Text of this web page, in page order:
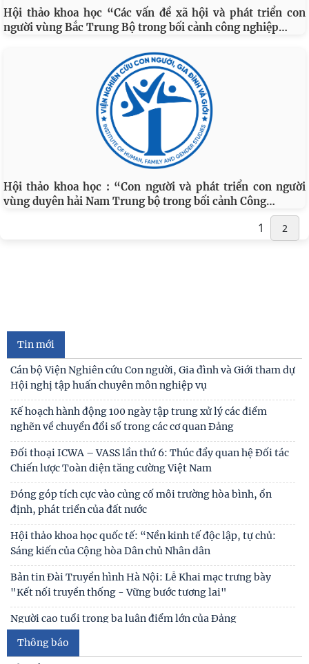
Hội thảo khoa học “Các vấn đề xã hội và phát triển con
người vùng Bắc Trung Bộ trong bối cảnh công nghiệp…
Hội thảo khoa học : “Con người và phát triển con người
vùng duyên hải Nam Trung bộ trong bối cảnh Công…
1 2
Tin mới
Cán bộ Viện Nghiên cứu Con người, Gia đình và Giới tham dự
Hội nghị tập huấn chuyên môn nghiệp vụ
Kế hoạch hành động 100 ngày tập trung xử lý các điểm
nghẽn về chuyển đổi số trong các cơ quan Đảng
Đối thoại ICWA – VASS lần thứ 6: Thúc đẩy quan hệ Đối tác
Chiến lược Toàn diện tăng cường Việt Nam
Đóng góp tích cực vào củng cố môi trường hòa bình, ổn
định, phát triển của đất nước
Hội thảo khoa học quốc tế: “Nền kinh tế độc lập, tự chủ:
Sáng kiến của Cộng hòa Dân chủ Nhân dân
Bản tin Đài Truyền hình Hà Nội: Lễ Khai mạc trưng bày
"Kết nối truyền thống - Vững bước tương lai"
Người cao tuổi trong ba luận điểm lớn của Đảng
Thông báo